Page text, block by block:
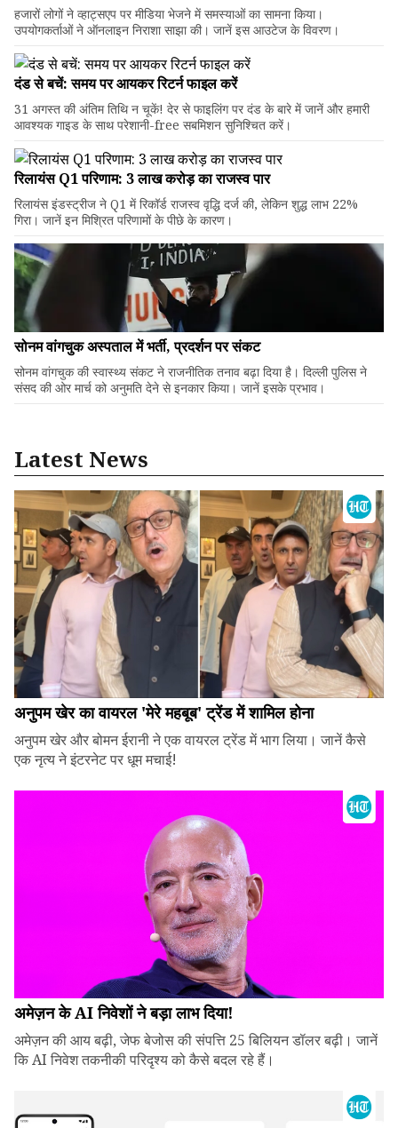
हजारों लोगों ने व्हाट्सएप पर मीडिया भेजने में समस्याओं का सामना किया।
उपयोगकर्ताओं ने ऑनलाइन निराशा साझा की। जानें इस आउटेज के विवरण।
दंड से बचें: समय पर आयकर रिटर्न फाइल करें
31 अगस्त की अंतिम तिथि न चूकें! देर से फाइलिंग पर दंड के बारे में जानें और हमारी
आवश्यक गाइड के साथ परेशानी-free सबमिशन सुनिश्चित करें।
रिलायंस Q1 परिणाम: ₹3 लाख करोड़ का राजस्व पार
रिलायंस इंडस्ट्रीज ने Q1 में रिकॉर्ड राजस्व वृद्धि दर्ज की, लेकिन शुद्ध लाभ 22%
गिरा। जानें इन मिश्रित परिणामों के पीछे के कारण।
सोनम वांगचुक अस्पताल में भर्ती, प्रदर्शन पर संकट
सोनम वांगचुक की स्वास्थ्य संकट ने राजनीतिक तनाव बढ़ा दिया है। दिल्ली पुलिस ने
संसद की ओर मार्च को अनुमति देने से इनकार किया। जानें इसके प्रभाव।
Latest News
अनुपम खेर का वायरल 'मेरे महबूब' ट्रेंड में शामिल होना
अनुपम खेर और बोमन ईरानी ने एक वायरल ट्रेंड में भाग लिया। जानें कैसे
एक नृत्य ने इंटरनेट पर धूम मचाई!
अमेज़न के AI निवेशों ने बड़ा लाभ दिया!
अमेज़न की आय बढ़ी, जेफ बेजोस की संपत्ति 25 बिलियन डॉलर बढ़ी। जानें
कि AI निवेश तकनीकी परिदृश्य को कैसे बदल रहे हैं।